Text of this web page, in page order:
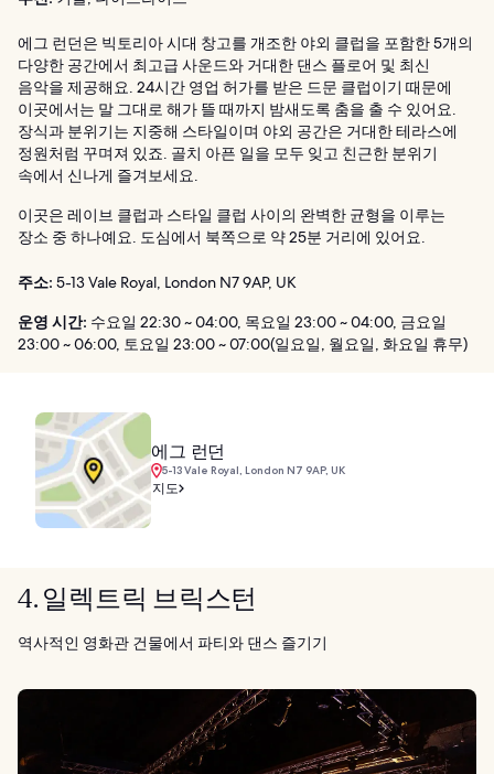
에그 런던은 빅토리아 시대 창고를 개조한 야외 클럽을 포함한 5개의
다양한 공간에서 최고급 사운드와 거대한 댄스 플로어 및 최신
음악을 제공해요. 24시간 영업 허가를 받은 드문 클럽이기 때문에
이곳에서는 말 그대로 해가 뜰 때까지 밤새도록 춤을 출 수 있어요.
장식과 분위기는 지중해 스타일이며 야외 공간은 거대한 테라스에
정원처럼 꾸며져 있죠. 골치 아픈 일을 모두 잊고 친근한 분위기
속에서 신나게 즐겨보세요.
이곳은 레이브 클럽과 스타일 클럽 사이의 완벽한 균형을 이루는
장소 중 하나예요. 도심에서 북쪽으로 약 25분 거리에 있어요.
주소: 5-13 Vale Royal, London N7 9AP, UK
운영 시간: 수요일 22:30 ~ 04:00, 목요일 23:00 ~ 04:00, 금요일
23:00 ~ 06:00, 토요일 23:00 ~ 07:00(일요일, 월요일, 화요일 휴무)
에그 런던
5-13 Vale Royal, London N7 9AP, UK
지도
4. 일렉트릭 브릭스턴
역사적인 영화관 건물에서 파티와 댄스 즐기기